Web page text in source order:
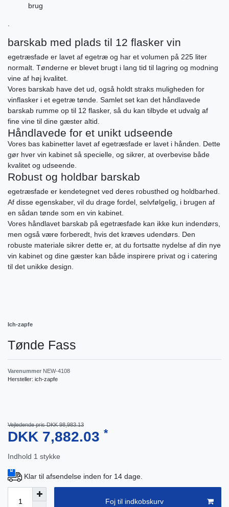
brug
barskab med plads til 12 flasker vin
egetræsfade er lavet af egetræ og har et volumen på 225 liter
normalt. Tønderne er blevet brugt i lang tid til lagring og modning
vine af høj kvalitet.
Vores barskab have det ud, også holdt straks muligheden for
vinflasker i et egetræ tønde. Samlet set kan det håndlavede
barskab rumme op til 12 flasker, så du kan tilbyde et udvalg af
fine vine til dine gæster altid.
Håndlavede for et unikt udseende
Vores bas kabinetter lavet af egetræsfade er lavet i hånden. Dette
gør hver vin kabinet så specielle, og sikrer, at overbevise både
kvalitet og udseende.
Robust og holdbar barskab
egetræsfade er kendetegnet ved deres robusthed og holdbarhed.
Af disse egenskaber, vil du drage fordel, selvfølgelig, i brugen af ​​
en sådan tønde som en vin kabinet.
Vores håndlavet barskab på egetræsfade kan ikke kun indendørs,
men også være forberedt, hvis det kræves udendørs. Den
robuste materiale sikrer dette er, at du fortsatte nydelse af din nye
vin kabinet og dine gæster kan både inspirere privat og i catering
til det unikke design.
Ich-zapfe
Tønde Fass
Varenummer NEW-4108
Hersteller: ich-zapfe
Vejledende pris DKK 98,983.13
DKK 7,882.03 *
Indhold 1 stykke
Klar til afsendelse inden for 14 dage.
Foj til indkobskurv